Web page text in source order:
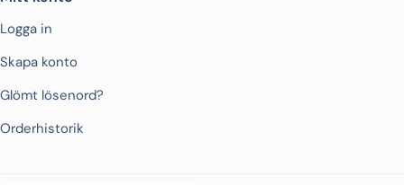
Logga in
Skapa konto
Glömt lösenord?
Orderhistorik